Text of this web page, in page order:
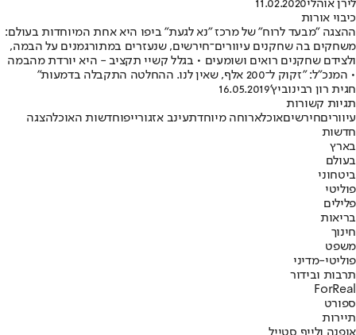
לירן אוהלי11.02.2020
כיבוי אורות
ההצגה "מבעד לרוח" של מרכז "נא לגעת" ביפו היא אחת המיוחדות בעולם:
משחקים בה שחקנים עיוורים־חירשים, שנעזרים במתורגמנים על הבמה,
ולצידם שחקנים רואים ושומעים • בגלל קשיי תקציב - היא יורדת מהבמה
• המנכ"ל: "זקוק ל־200 אלף, שאין לנו. ההחלטה התקבלה בדמעות"
חגית רון רבינוביץ'16.05.2019
תגיות קשורות
עיווריםחירשיםאוכלארוחה מיוחדתעינב אזגורייפוחדשות האוכלהצגה
חדשות
בארץ
בעולם
ביטחוני
פוליטי
פלילים
בריאות
חינוך
משפט
פוליטי-מדיני
תרבות ובידור
ForReal
ספורט
תיירות